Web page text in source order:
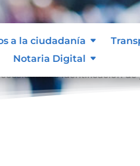
a la ciudadanía
Notaria Digital
e identificación de